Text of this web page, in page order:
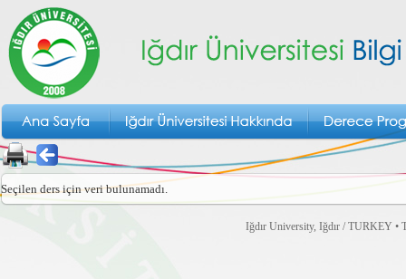
Seçilen ders için veri bulunamadı.
Iğdır University, Iğdır / TURKEY •